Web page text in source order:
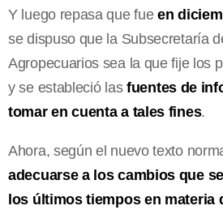
Y luego repasa que fueen
se dispuso que la Subsecretaría
Agropecuarios sea la que fije los
y se estableció las fuentes de
tomar en cuenta a tales fines.
Ahora, según el nuevo texto
adecuarse a los cambios que
los últimos tiempos en materia